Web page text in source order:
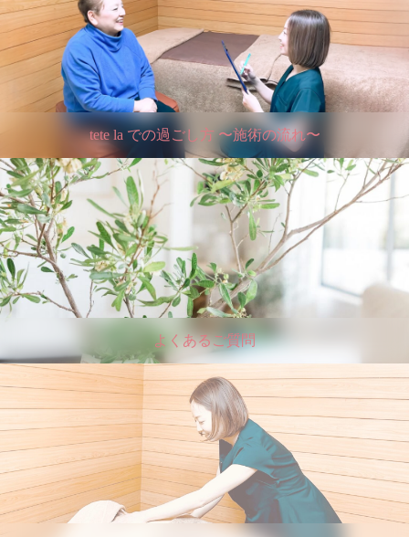
tete la での過ごし方 〜施術の流れ〜
よくあるご質問